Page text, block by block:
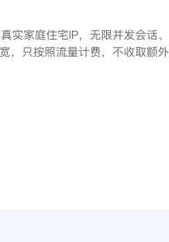
实家庭住宅IP，无限并发会话、
，只按照流量计费，不收取额外